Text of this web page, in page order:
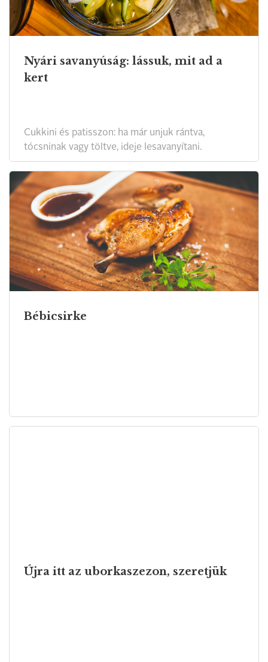
Nyári savanyúság: lássuk, mit ad a
kert
Cukkini és patisszon: ha már unjuk rántva,
tócsninak vagy töltve, ideje lesavanyítani.
Bébicsirke
Újra itt az uborkaszezon, szeretjük